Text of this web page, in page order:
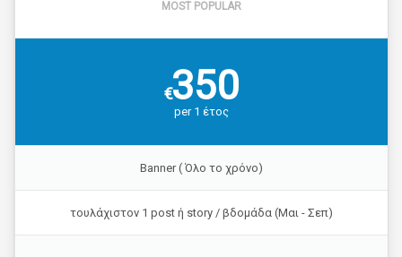
€350
per 1 έτος
Banner ( Όλο το χρόνο)
τουλάχιστον 1 post ή story / βδομάδα (Μαι - Σεπ)